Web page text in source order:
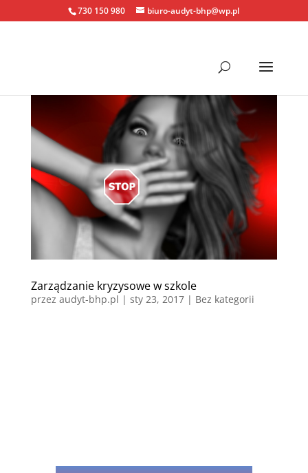
730 150 980 biuro-audyt-bhp@wp.pl
Zarządzanie kryzysowe w szkole
przez audyt-bhp.pl | sty 23, 2017| Bez kategorii